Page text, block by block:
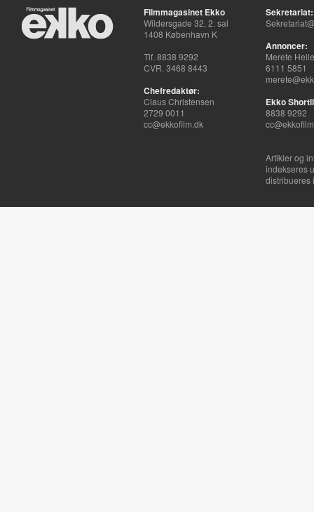
Filmmagasinet Ekko
Wildersgade 32, 2. sal
1408 København K
Tlf. 8838 9292
CVR. 3468 8443
Chefredaktør:
Claus Christensen
2729 0011
cc@ekkofilm.dk
Sekretariat:
Annoncer:
Merete
6111 5851
Ekko
8838 9292
Artikler og
indekseres
distribueres